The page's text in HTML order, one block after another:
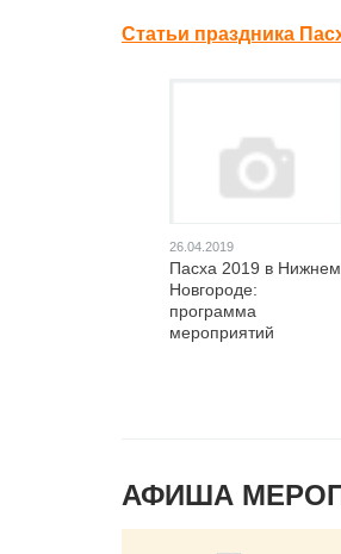
Статьи праздника
26.04.2019
Пасха 2019 в Нижнем
Новгороде:
программа
мероприятий
АФИША